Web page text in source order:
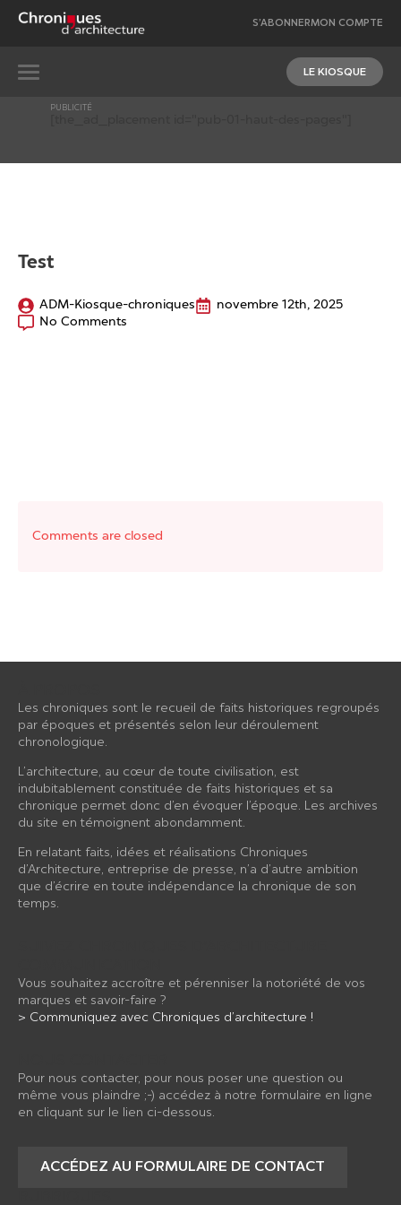
S’ABONNERMON COMPTE
LE KIOSQUE
PUBLICITÉ
Test
ADM-Kiosque-chroniques
novembre 12th, 2025
No Comments
Comments are closed
Les chroniques sont le recueil de faits historiques regroupés
par époques et présentés selon leur déroulement
chronologique.
L’architecture, au cœur de toute civilisation, est
indubitablement constituée de faits historiques et sa
chronique permet donc d’en évoquer l’époque. Les archives
du site en témoignent abondamment.
En relatant faits, idées et réalisations Chroniques
d’Architecture, entreprise de presse, n’a d’autre ambition
que d’écrire en toute indépendance la chronique de son
temps.
Vous souhaitez accroître et pérenniser la notoriété de vos
marques et savoir-faire ?
> Communiquez avec Chroniques d’architecture !
Pour nous contacter, pour nous poser une question ou
même vous plaindre ;-) accédez à notre formulaire en ligne
en cliquant sur le lien ci-dessous.
ACCÉDEZ AU FORMULAIRE DE CONTACT